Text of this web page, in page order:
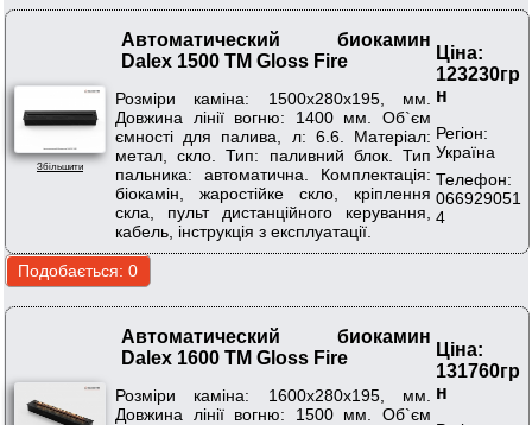
Збільшити
Автоматический биокамин
Dalex 1500 ТМ Gloss Fire
Розміри каміна: 1500х280х195, мм.
Довжина лінії вогню: 1400 мм. Об`єм
ємності для палива, л: 6.6. Матеріал:
метал, скло. Тип: паливний блок. Тип
пальника: автоматична. Комплектація:
біокамін, жаростійке скло, кріплення
скла, пульт дистанційного керування,
кабель, інструкція з експлуатації.
Ціна:
123230гр
н
Регіон:
Україна
Телефон:
066929051
4
Автоматический биокамин
Dalex 1600 ТМ Gloss Fire
Розміри каміна: 1600х280х195, мм.
Довжина лінії вогню: 1500 мм. Об`єм
Ціна:
131760гр
н